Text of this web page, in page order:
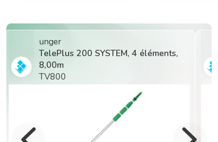
4 éléments,
TelePlus 125 SYSTEM, 5